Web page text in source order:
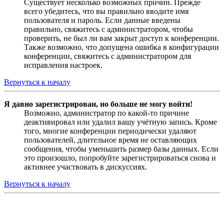
Существует несколько возможных причин. Прежде
всего убедитесь, что вы правильно вводите имя
пользователя и пароль. Если данные введены
правильно, свяжитесь с администратором, чтобы
проверить, не был ли вам закрыт доступ к конференции.
Также возможно, что допущена ошибка в конфигурации
конференции, свяжитесь с администратором для
исправления настроек.
Вернуться к началу
Я давно зарегистрирован, но больше не могу войти!
Возможно, администратор по какой-то причине
деактивировал или удалил вашу учётную запись. Кроме
того, многие конференции периодически удаляют
пользователей, длительное время не оставляющих
сообщения, чтобы уменьшить размер базы данных. Если
это произошло, попробуйте зарегистрироваться снова и
активнее участвовать в дискуссиях.
Вернуться к началу